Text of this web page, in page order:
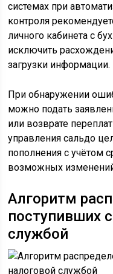
системах при
контроля
личного кабинета с
исключить
загрузки информации.
При обнаружении
можно подать
или возврате
управления сальдо
пополнения с учётом
возможных
Алгоритм
поступивших
службой